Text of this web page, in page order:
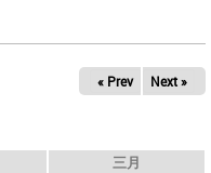
« Prev Next »
三月